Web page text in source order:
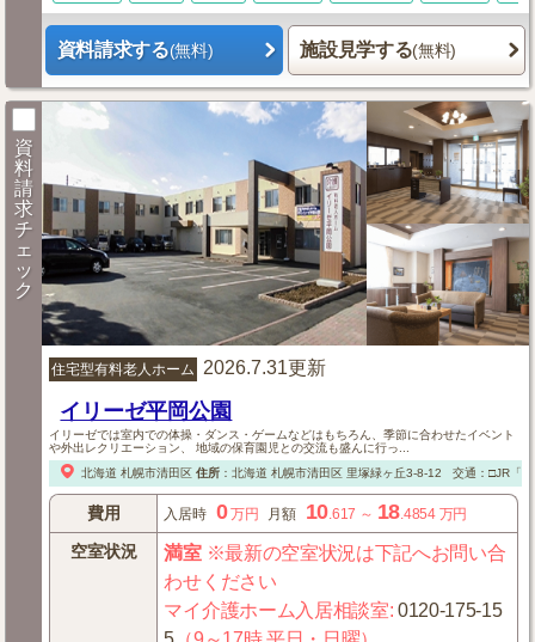
資料請求する(無料) 施設見学する(無料)
資
料
請
求
チ
ェ
ッ
ク
住宅型有料老人ホーム 2026.7.31更新
イリーゼ平岡公園
イリーゼでは室内での体操・ダンス・ゲームなどはもちろん、季節に合わせたイベント
や外出レクリエーション、 地域の保育園児との交流も盛んに行っ...
北海道 札幌市清田区 住所： 北海道 札幌市清田区里塚緑ヶ丘3-8-12 交通：□JR「
費用 入居時 0万円 月額 10.617 ～ 18.4854 万円
空室状況 満室※最新の空室状況は下記へお問い合
わせください
マイ介護ホーム入居相談室:0120-175-15